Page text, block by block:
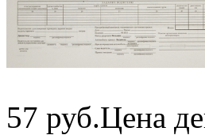
57 руб.Цена